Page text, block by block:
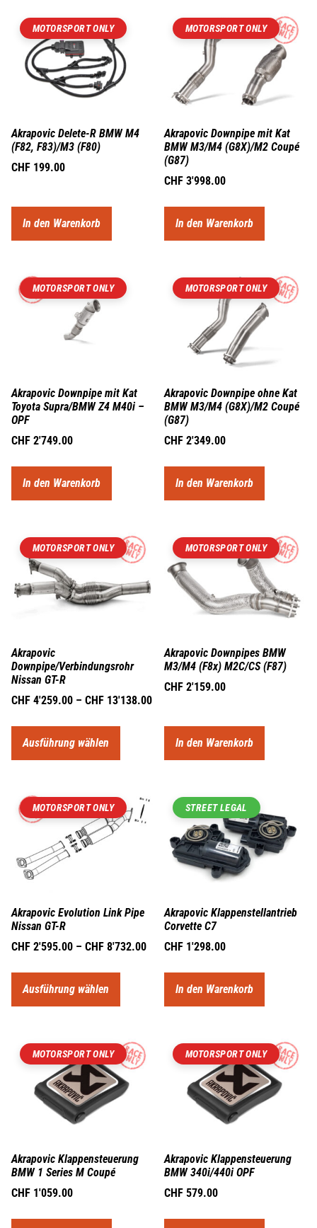
MOTORSPORT ONLY
Akrapovic Delete-R BMW M4
(F82, F83)/M3 (F80)
CHF 199.00
In den Warenkorb
MOTORSPORT ONLY
Akrapovic Downpipe mit Kat
BMW M3/M4 (G8X)/M2 Coupé
(G87)
CHF 3'998.00
In den Warenkorb
MOTORSPORT ONLY
Akrapovic Downpipe mit Kat
Toyota Supra/BMW Z4 M40i –
OPF
CHF 2'749.00
In den Warenkorb
MOTORSPORT ONLY
Akrapovic Downpipe ohne Kat
BMW M3/M4 (G8X)/M2 Coupé
(G87)
CHF 2'349.00
In den Warenkorb
MOTORSPORT ONLY
Akrapovic
Downpipe/Verbindungsrohr
Nissan GT-R
CHF 4'259.00 – CHF 13'138.00
Ausführung wählen
MOTORSPORT ONLY
Akrapovic Downpipes BMW
M3/M4 (F8x) M2C/CS (F87)
CHF 2'159.00
In den Warenkorb
MOTORSPORT ONLY
Akrapovic Evolution Link Pipe
Nissan GT-R
CHF 2'595.00 – CHF 8'732.00
Ausführung wählen
STREET LEGAL
Akrapovic Klappenstellantrieb
Corvette C7
CHF 1'298.00
In den Warenkorb
MOTORSPORT ONLY
Akrapovic Klappensteuerung
BMW 1 Series M Coupé
CHF 1'059.00
MOTORSPORT ONLY
Akrapovic Klappensteuerung
BMW 340i/440i OPF
CHF 579.00